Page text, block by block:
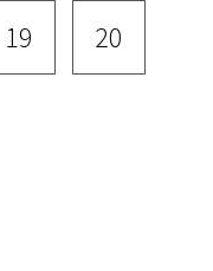
19 20